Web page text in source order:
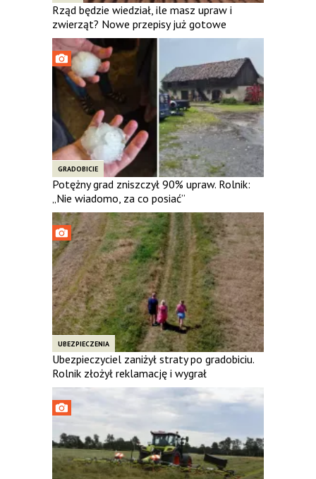
Rząd będzie wiedział, ile masz upraw i
zwierząt? Nowe przepisy już gotowe
GRADOBICIE
Potężny grad zniszczył 90% upraw. Rolnik:
„Nie wiadomo, za co posiać”
UBEZPIECZENIA
Ubezpieczyciel zaniżył straty po gradobiciu.
Rolnik złożył reklamację i wygrał